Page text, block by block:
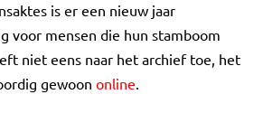
is er een nieuw jaar
voor mensen die hun stamboom
niet eens naar het archief toe, het
gewoon online.